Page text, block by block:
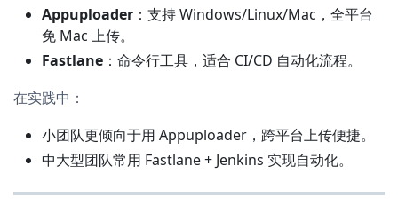
Appuploader ：支持 Windows/Linux/Mac，全平台
免 Mac 上传。
Fastlane ：命令行工具，适合 CI/CD 自动化流程。
在实践中：
小团队更倾向于用 Appuploader，跨平台上传便捷。
中大型团队常用 Fastlane + Jenkins 实现自动化。